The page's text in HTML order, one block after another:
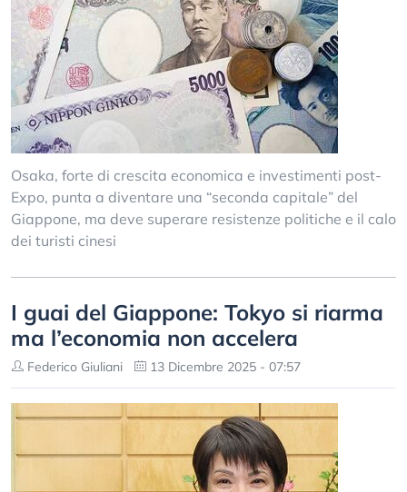
Osaka, forte di crescita economica e investimenti post-
Expo, punta a diventare una “seconda capitale” del
Giappone, ma deve superare resistenze politiche e il calo
dei turisti cinesi
I guai del Giappone: Tokyo si riarma
ma l’economia non accelera
Federico Giuliani 13 Dicembre 2025 - 07:57